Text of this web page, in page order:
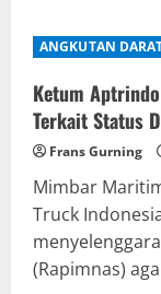
Siap
Di
Dan
ANGKUTAN
Ketum
Terkait Status
Frans Gurning
Mimbar
Truck
(Rapimnas)